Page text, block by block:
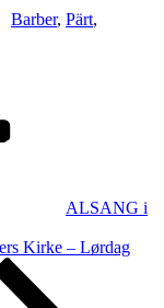
Barber, Pärt,
ALSANG i
Kirke – Lørdag